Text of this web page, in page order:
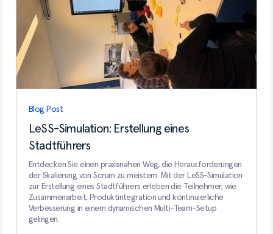
Blog Post
LeSS-Simulation: Erstellung eines
Stadtführers
Entdecken Sie einen praxisnahen Weg, die Herausforderungen
der Skalierung von Scrum zu meistern. Mit der LeSS-Simulation
zur Erstellung eines Stadtführers erleben die Teilnehmer, wie
Zusammenarbeit, Produktintegration und kontinuierliche
Verbesserung in einem dynamischen Multi-Team-Setup
gelingen.